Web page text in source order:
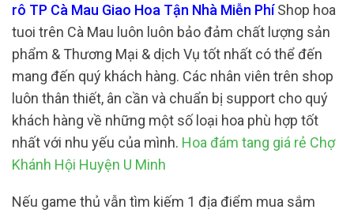
rô TP Cà Mau Giao Hoa Tận Nhà Miễn PhíShop hoa
tuoi trên Cà Mau luôn luôn bảo đảm chất lượng sản
phẩm & Thương Mại & dịch Vụ tốt nhất có thể đến
mang đến quý khách hàng. Các nhân viên trên shop
luôn thân thiết, ân cần và chuẩn bị support cho quý
khách hàng về những một số loại hoa phù hợp tốt
nhất với nhu yếu của mình. Hoa đám tang giá rẻ Chợ
Khánh Hội Huyện U Minh
Nếu game thủ vẫn tìm kiếm 1 địa điểm mua sắm